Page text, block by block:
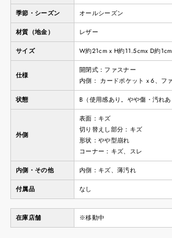
季節・シーズン オールシーズン
材質（地金） レザー
サイズ W約21cm x H約11.5cmx D約1cm
仕様
開閉式：ファスナー
内側： カードポケット x 6、フ
状態 B（使用感あり。やや傷・汚れあ
外側
表面：キズ
切り替えし部分：キズ
形状：やや型崩れ
コーナー：キズ、スレ
内側・その他 内側：キズ、薄汚れ
付属品 なし
在庫店舗 ※移動中